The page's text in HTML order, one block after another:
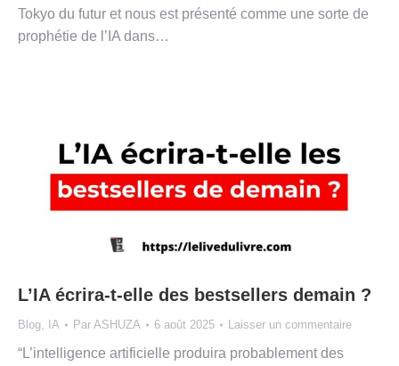
Tokyo du futur et nous est présenté comme une sorte de
prophétie de l’IA dans…
L’IA écrira-t-elle des bestsellers demain ?
Blog IA Par ASHUZA 6 août 2025 Laisser un commentaire
“L’intelligence artificielle produira probablement des